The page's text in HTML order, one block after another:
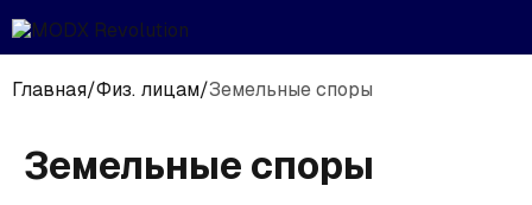
Главная/Физ. лицам/Земельные споры
Земельные споры